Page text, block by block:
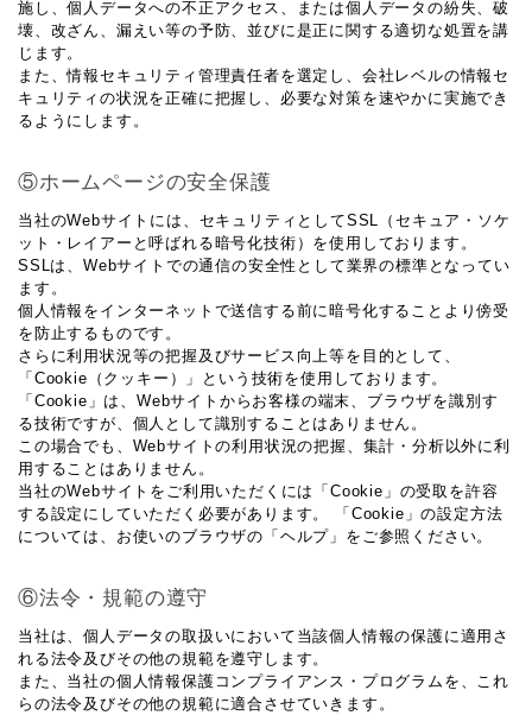
施し、個人データへの不正アクセス、または個人データの紛失、破
壊、改ざん、漏えい等の予防、並びに是正に関する適切な処置を講
じます。
また、情報セキュリティ管理責任者を選定し、会社レベルの情報セ
キュリティの状況を正確に把握し、必要な対策を速やかに実施でき
るようにします。
⑤ホームページの安全保護
当社のWebサイトには、セキュリティとしてSSL（セキュア・ソケ
ット・レイアーと呼ばれる暗号化技術）を使用しております。
SSLは、Webサイトでの通信の安全性として業界の標準となってい
ます。
個人情報をインターネットで送信する前に暗号化することより傍受
を防止するものです。
さらに利用状況等の把握及びサービス向上等を目的として、
「Cookie（クッキー）」という技術を使用しております。
「Cookie」は、Webサイトからお客様の端末、ブラウザを識別す
る技術ですが、個人として識別することはありません。
この場合でも、Webサイトの利用状況の把握、集計・分析以外に利
用することはありません。
当社のWebサイトをご利用いただくには「Cookie」の受取を許容
する設定にしていただく必要があります。 「Cookie」の設定方法
については、お使いのブラウザの「ヘルプ」をご参照ください。
⑥法令・規範の遵守
当社は、個人データの取扱いにおいて当該個人情報の保護に適用さ
れる法令及びその他の規範を遵守します。
また、当社の個人情報保護コンプライアンス・プログラムを、これ
らの法令及びその他の規範に適合させていきます。